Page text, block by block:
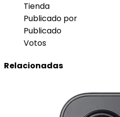
Tienda
Publicado por
Publicado
Votos
Relacionadas